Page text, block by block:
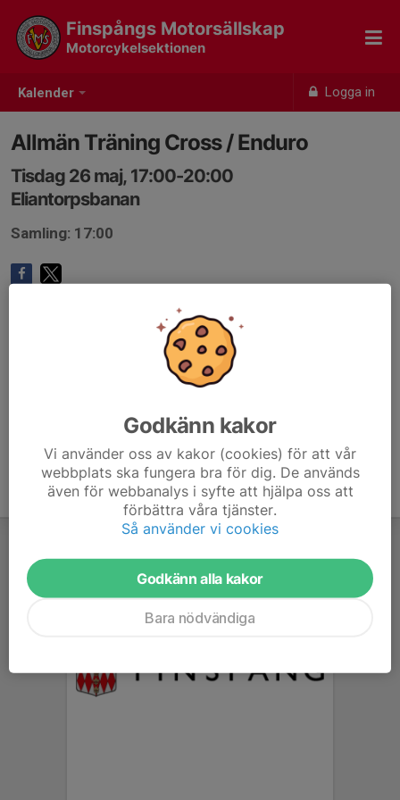
Kalender Logga in
Finspångs Motorsällskap
Motorcykelsektionen
Allmän Träning Cross / Enduro
Tisdag 26 maj, 17:00-20:00
Eliantorpsbanan
Samling: 17:00
Godkänn kakor
Vi använder oss av kakor (cookies) för att vår
webbplats ska fungera bra för dig. De används
även för webbanalys i syfte att hjälpa oss att
förbättra våra tjänster.
Så använder vi cookies
Godkänn alla kakor
Bara nödvändiga